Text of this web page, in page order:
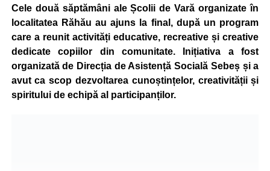
Cele două săptămâni ale Școlii de Vară organizate în
localitatea Răhău au ajuns la final, după un program
care a reunit activități educative, recreative și creative
dedicate copiilor din comunitate. Inițiativa a fost
organizată de Direcția de Asistență Socială Sebeș și a
avut ca scop dezvoltarea cunoștințelor, creativității și
spiritului de echipă al participanților.